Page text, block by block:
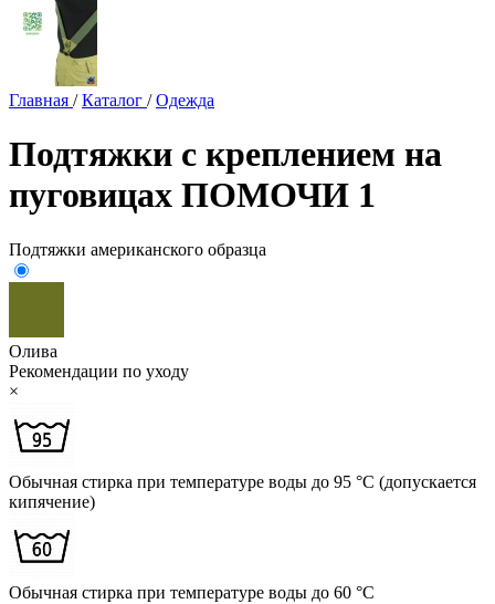
Главная / Каталог / Одежда
Подтяжки с креплением на
пуговицах ПОМОЧИ 1
Подтяжки американского образца
Олива
Рекомендации по уходу
×
Обычная стирка при температуре воды до 95 °C (допускается
кипячение)
Обычная стирка при температуре воды до 60 °C